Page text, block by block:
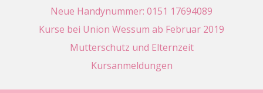
Neue Handynummer: 0151 17694089
Kurse bei Union Wessum ab Februar 2019
Mutterschutz und Elternzeit
Kursanmeldungen